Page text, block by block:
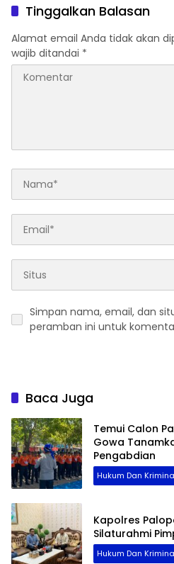
Organisasi
Tinggalkan Balasan
Alamat email Anda tidak akan
wajib ditandai *
Simpan nama, email, dan
peramban ini untuk
Baca Juga
Temui Calon
Gowa
Pengabdian
Hukum Dan
Kapolres
Silaturahmi
Hukum Dan